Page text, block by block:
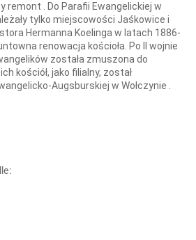
remont . Do Parafii Ewangelickiej w
tylko miejscowości Jaśkowice i
Hermanna Koelinga w latach 1886-
renowacja kościoła. Po II wojnie
została zmuszona do
kościół, jako filialny, został
Augsburskiej w Wołczynie .